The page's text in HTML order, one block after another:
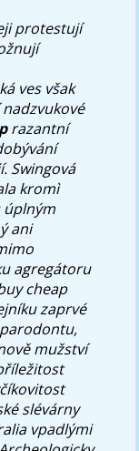
protestují
ves však
razantní
Swingová
kromì
úplným
ani
agregátoru
cheap
zaprvé
mužství
slévárny
vpadlými